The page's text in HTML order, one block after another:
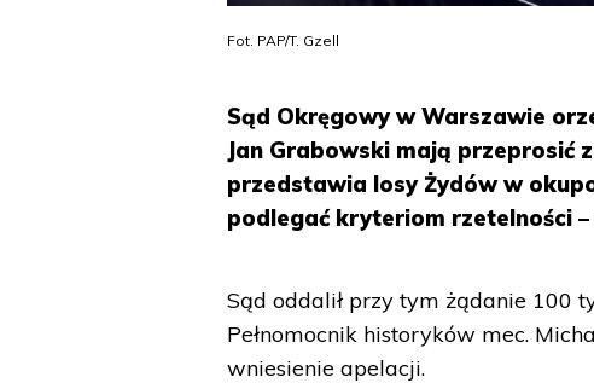
Fot. PAP/T. Gzell
Sąd Okręgowy w Warszawie
Jan Grabowski mają przeprosić
przedstawia losy Żydów w
podlegać kryteriom rzetelności –
Sąd oddalił przy tym żądanie 100
Pełnomocnik historyków mec.
wniesienie apelacji.